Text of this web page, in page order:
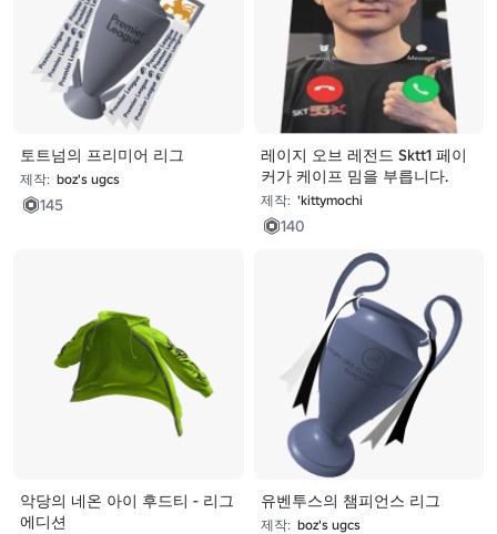
토트넘의 프리미어 리그
제작: boz's ugcs
145
레이지 오브 레전드 Sktt1 페이
커가 케이프 밈을 부릅니다.
제작: 'kittymochi
140
악당의 네온 아이 후드티 - 리그
에디션
유벤투스의 챔피언스 리그
제작: boz's ugcs